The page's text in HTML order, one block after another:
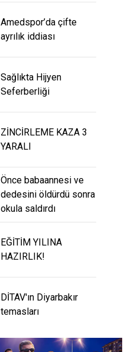
Amedspor’da çifte
ayrılık iddiası
Sağlıkta Hijyen
Seferberliği
ZİNCİRLEME KAZA 3
YARALI
Önce babaannesi ve
dedesini öldürdü sonra
okula saldırdı
EĞİTİM YILINA
HAZIRLIK!
DİTAV'ın Diyarbakır
temasları